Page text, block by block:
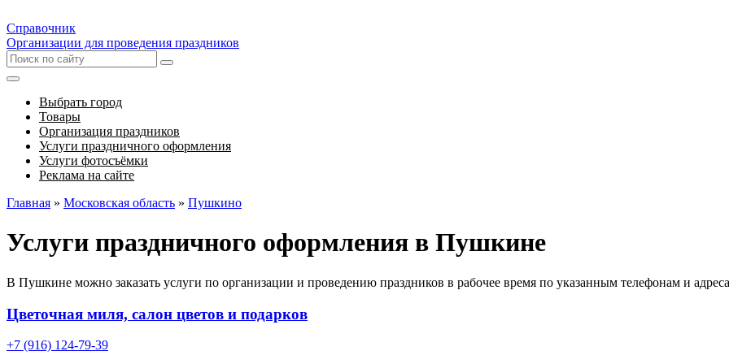
Справочник
Организации для проведения праздников
Выбрать город
Товары
Организация праздников
Услуги праздничного оформления
Услуги фотосъёмки
Реклама на сайте
Главная » Московская область » Пушкино
Услуги праздничного оформления в Пушкине
В Пушкине можно заказать услуги по организации и проведению праздников в рабочее время по указанным телефонам и
Цветочная миля, салон цветов и подарков
+7 (916) 124-79-39